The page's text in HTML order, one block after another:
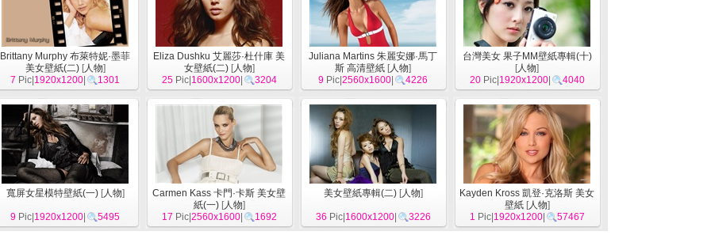
Brittany Murphy 布萊特妮·墨菲
美女壁紙(二)[人物]
7 Pic| 1920x1200 1301
Eliza Dushku 艾麗莎·杜什庫 美
女壁紙(二)[人物]
25Pic| 1600x1200| 3204
Juliana Martins 朱麗安娜·馬丁
斯 高清壁紙 [人物]
9 Pic| 2560x1600 4226
台灣美女 果子MM壁紙專輯(十)
[人物]
20Pic| 1920x1200| 4040
寬屏女星模特壁紙(一)[人物]
9 Pic| 1920x1200 5495
Carmen Kass 卡門·卡斯 美女壁
紙(一)[人物]
17 Pic| 2560x1600| 1692
美女壁紙專輯(二)[人物]
36 Pic| 1600x1200| 3226
Kayden Kross 凱登·克洛斯 美女
壁紙[人物]
1 Pic| 1920x1200| 57467